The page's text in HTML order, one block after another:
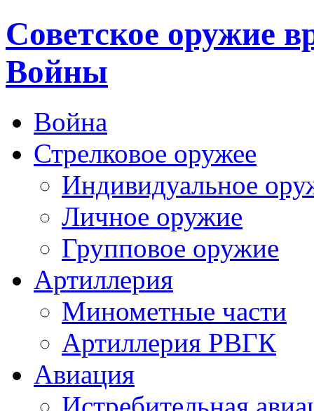
Cоветское оружие
Войны
Война
Стрелковое оружее
Индивидуальное
Личное оружие
Групповое оружие
Артиллерия
Минометные части
Артиллерия РВГК
Авиация